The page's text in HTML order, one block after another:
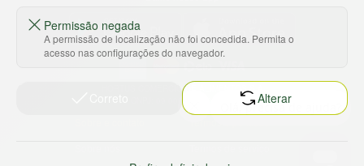
HORTUS COMERCIO DE ALIMENTOS S.A
CNPJ: 09.000.493/0002-15
Permissão negada
A permissão de localização não foi concedida. Permita o
acesso nas configurações do navegador.
Alterar